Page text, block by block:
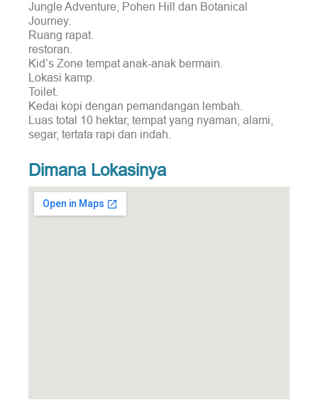
Jungle Adventure, Pohen Hill dan Botanical
Journey.
Ruang rapat.
restoran.
Kid’s Zone tempat anak-anak bermain.
Lokasi kamp.
Toilet.
Kedai kopi dengan pemandangan lembah.
Luas total 10 hektar, tempat yang nyaman, alami,
segar, tertata rapi dan indah.
Dimana Lokasinya